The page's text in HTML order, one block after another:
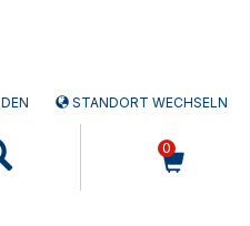
STANDORT WECHSELN
0